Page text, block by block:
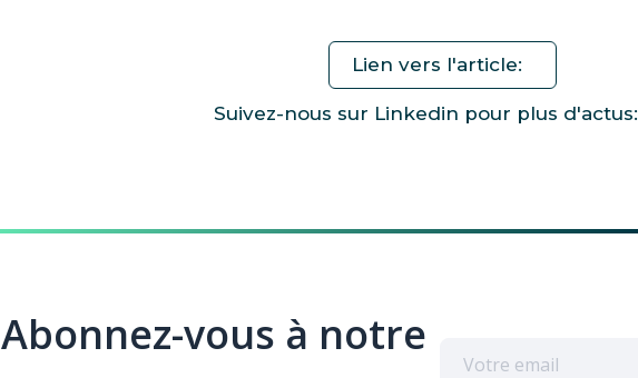
Lien vers l'article:
Suivez-nous sur Linkedin pour plus d'actus:
Abonnez-vous à notre